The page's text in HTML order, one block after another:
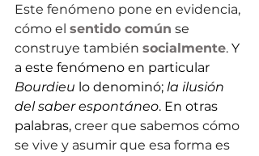
Este fenómeno pone en evidencia,
cómo el sentido común se
construye también socialmente. Y
a este fenómeno en particular
Bourdieu lo denominó; la ilusión
del saber espontáneo. En otras
palabras, creer que sabemos cómo
se vive y asumir que esa forma es